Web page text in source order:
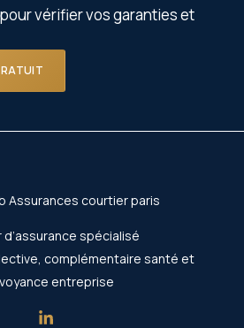
vérifier vos garanties et
d’assurance spécialisé
complémentaire santé et
entreprise